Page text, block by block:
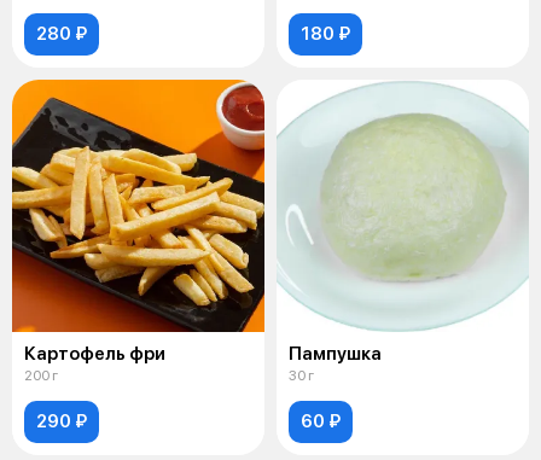
280 ₽ 180 ₽
Картофель фри
200 г
290 ₽
Пампушка
30 г
60 ₽